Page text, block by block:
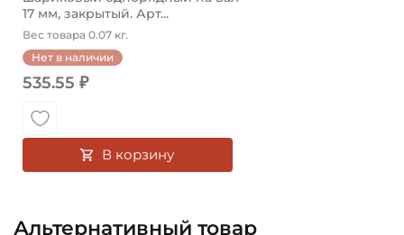
17 мм, закрытый. Арт...
Вес товара 0.07 кг.
Нет в наличии
535.55 ₽
В корзину
Альтернативный товар